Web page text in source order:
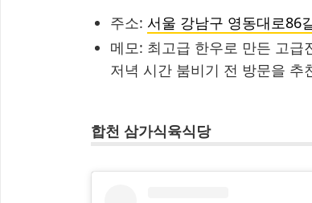
주소: 서울 강남구 영동대로86
메모: 최고급 한우로 만든 고급
저녁 시간 붐비기 전 방문을 추
합천 삼가식육식당